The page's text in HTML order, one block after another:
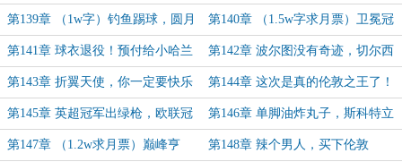
比，绿枪终遇最强红魔 版；只有绿枪才能救英国足球！
第139章 （1w字）钓鱼踢球，圆月
不会消失，弯刀只会转移
第140章 （1.5w字求月票）卫冕冠
军绿魔鬼，此战之后无红魔！
第141章 球衣退役！预付给小哈兰
德天价签字费
第142章 波尔图没有奇迹，切尔西
成了平替
第143章 折翼天使，你一定要快乐 第144章 这次是真的伦敦之王了！
第145章 英超冠军出绿枪，欧联冠
军随我陆
第146章 单脚油炸丸子，斯科特立
大功
第147章 （1.2w求月票）巅峰亨 第148章 辣个男人，买下伦敦